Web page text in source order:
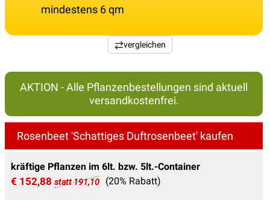
mindestens 6 qm
vergleichen
AKTION - Alle Pflanzenbestellungen sind aktuell
versandkostenfrei.
Rosenbeet 'Schattiges Duftrosenbeet' kaufen
kräftige Pflanzen im 6lt. bzw. 5lt.-Container
€ 152,88 statt 191,10 (20% Rabatt)